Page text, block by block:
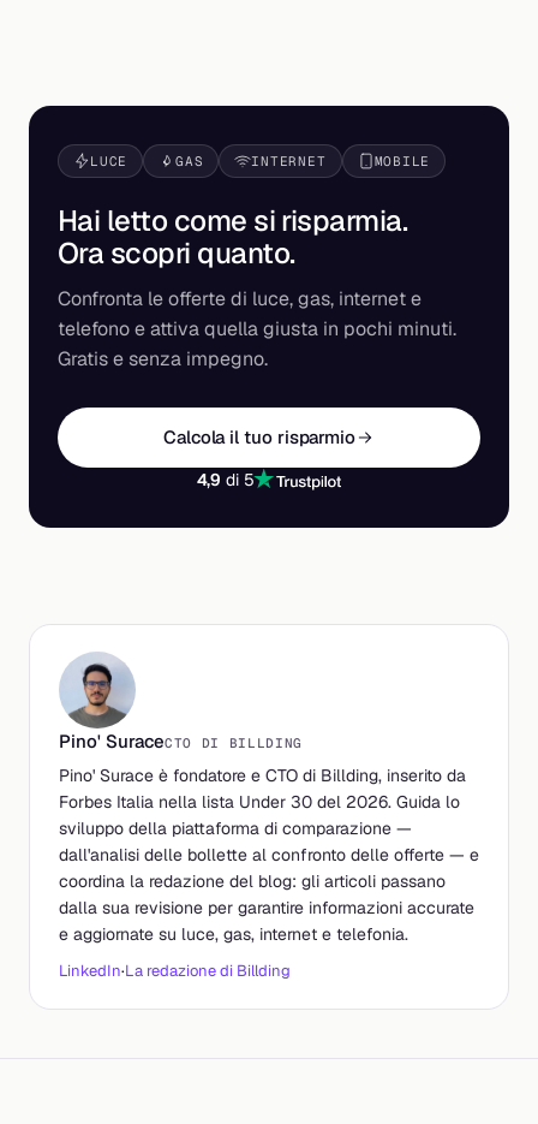
LUCE GAS INTERNET MOBILE
Hai letto come si risparmia.
Ora scopri quanto.
Confronta le offerte di luce, gas, internet e
telefono e attiva quella giusta in pochi minuti.
Gratis e senza impegno.
Calcola il tuo risparmio
4,9 di 5
Pino' SuraceCTO DI BILLDING
Pino' Surace è fondatore e CTO di Billding, inserito da
Forbes Italia nella lista Under 30 del 2026. Guida lo
sviluppo della piattaforma di comparazione —
dall'analisi delle bollette al confronto delle offerte — e
coordina la redazione del blog: gli articoli passano
dalla sua revisione per garantire informazioni accurate
e aggiornate su luce, gas, internet e telefonia.
LinkedIn·La redazione di Billding